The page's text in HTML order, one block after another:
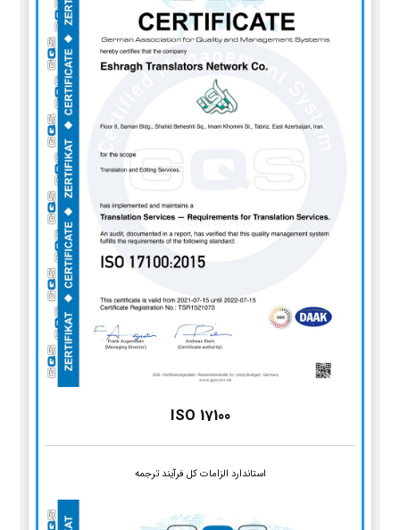
ISO 17100
استاندارد الزامات کل فرآیند ترجمه